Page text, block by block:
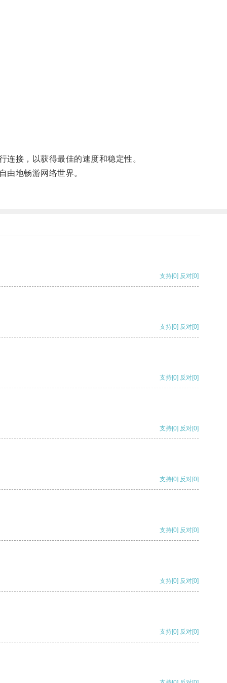
接，以获得最佳的速度和稳定性。
地畅游网络世界。
支持[0] 反对[0]
支持[0] 反对[0]
支持[0] 反对[0]
支持[0] 反对[0]
支持[0] 反对[0]
支持[0] 反对[0]
支持[0] 反对[0]
支持[0] 反对[0]